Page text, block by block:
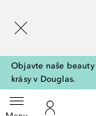
Objavte naše
krásy v Douglas.